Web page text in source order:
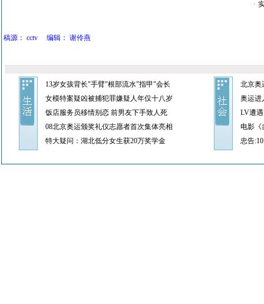
·
稿源： cctv 编辑： 谢伶燕
13岁女孩背长"手臂"根部流水"指甲"会长
女模特案疑凶被捕犯罪嫌疑人年仅十八岁
饭店服务员移情别恋 前男友下手致人死
08北京奥运颁奖礼仪志愿者首次集体亮相
特大疑问：湖北低分女生获20万奖学金
北京奥
奥运进
LV遭
电影《
忠告